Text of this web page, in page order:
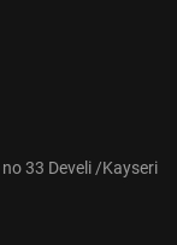
33 Develi /Kayseri